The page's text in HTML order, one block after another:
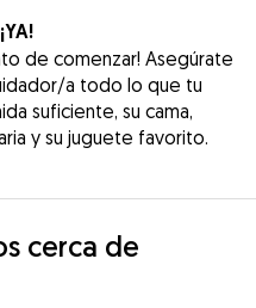
de comenzar! Asegúrate
a todo lo que tu
suficiente, su cama,
y su juguete favorito.
cerca de